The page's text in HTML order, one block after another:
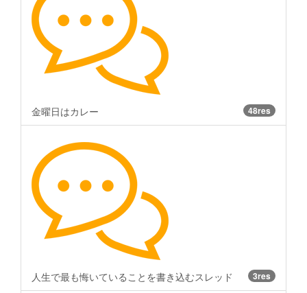
金曜日はカレー 48res
人生で最も悔いていることを書き込むスレッド 3res